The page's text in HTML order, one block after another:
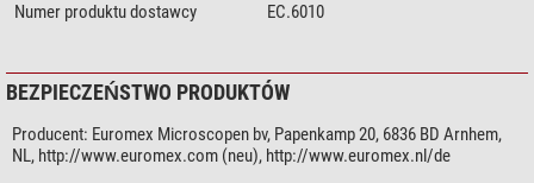
Numer produktu dostawcy
EC.6010
BEZPIECZEŃSTWO PRODUKTÓW
Producent: Euromex Microscopen bv, Papenkamp 20, 6836 BD Arnhem,
NL, http://www.euromex.com (neu), http://www.euromex.nl/de